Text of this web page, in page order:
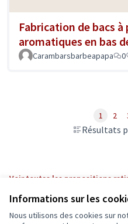
Informations sur les
Nous utilisons des cookies sur
Fabrication de bacs à
aromatiques en bas
Carambarsbarbeapapa 0
Résultats
1 2
Voir toutes les propositions
Conditions d'utilisation